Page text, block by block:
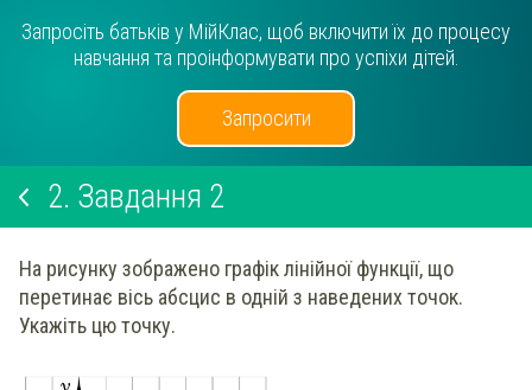
Запросіть батьків у МійКлас, щоб включити їх до процесу
навчання та проінформувати про успіхи дітей.
Запросити
2. Завдання 2
На рисунку зображено графік лінійної функції, що
перетинає вісь абсцис в одній з наведених точок.
Укажіть цю точку.